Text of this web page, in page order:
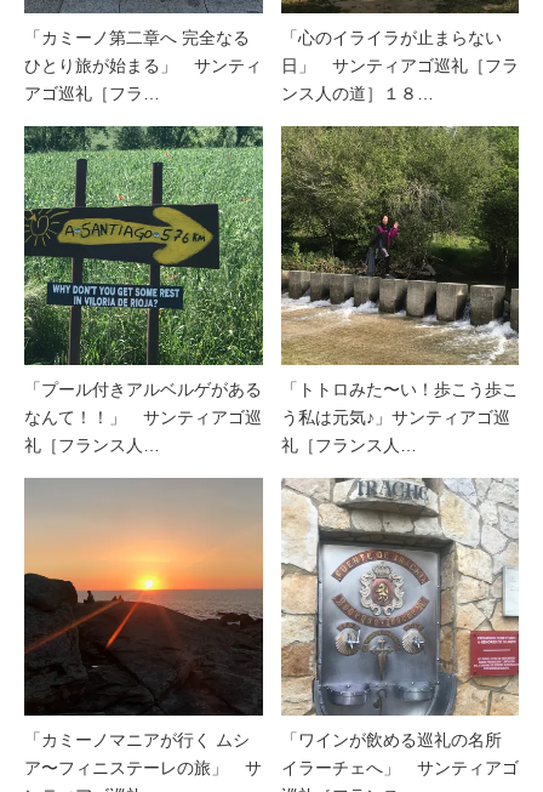
「カミーノ第二章へ 完全なる
ひとり旅が始まる」 サンティ
アゴ巡礼［フラ…
「心のイライラが止まらない
日」 サンティアゴ巡礼［フラ
ンス人の道］１８…
「プール付きアルベルゲがある
なんて！！」 サンティアゴ巡
礼［フランス人…
「トトロみた〜い！歩こう歩こ
う私は元気♪」サンティアゴ巡
礼［フランス人…
「カミーノマニアが行く ムシ
ア〜フィニステーレの旅」 サ
「ワインが飲める巡礼の名所
イラーチェへ」 サンティアゴ